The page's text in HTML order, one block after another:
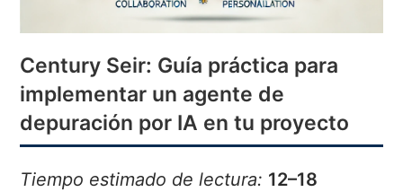
Century Seir: Guía práctica para
implementar un agente de
depuración por IA en tu proyecto
Tiempo estimado de lectura: 12–18